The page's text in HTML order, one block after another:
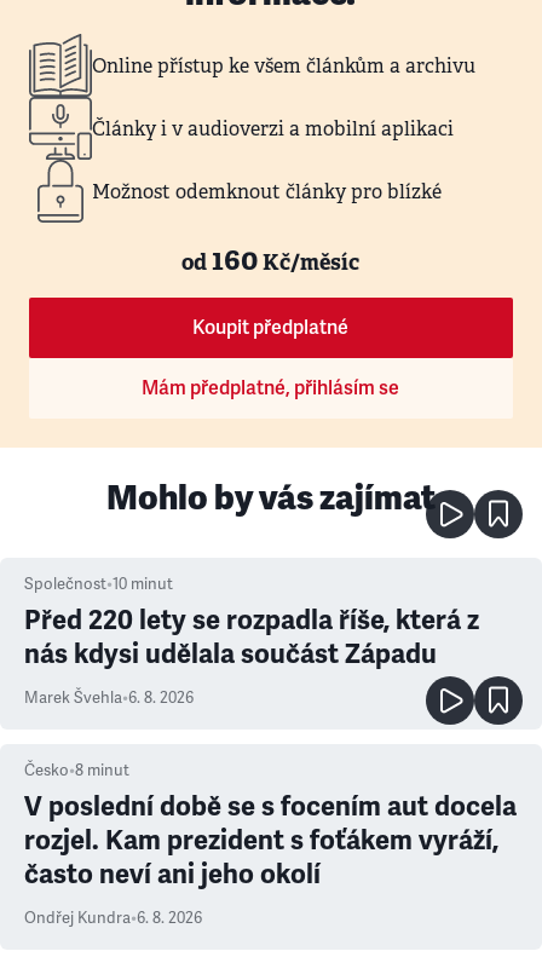
Online přístup ke všem článkům a archivu
Články i v audioverzi a mobilní aplikaci
Možnost odemknout články pro blízké
od160Kč/měsíc
Koupit předplatné
Mám předplatné, přihlásím se
Mohlo by vás zajímat
Společnost•10 minut
Před 220 lety se rozpadla říše, která z
nás kdysi udělala součást Západu
Marek Švehla•6. 8. 2026
Česko•8 minut
V poslední době se s focením aut docela
rozjel. Kam prezident s foťákem vyráží,
často neví ani jeho okolí
Ondřej Kundra•6. 8. 2026